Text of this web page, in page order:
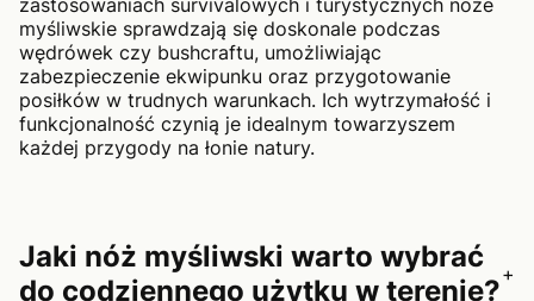
zastosowaniach survivalowych i turystycznych noże
myśliwskie sprawdzają się doskonale podczas
wędrówek czy bushcraftu, umożliwiając
zabezpieczenie ekwipunku oraz przygotowanie
posiłków w trudnych warunkach. Ich wytrzymałość i
funkcjonalność czynią je idealnym towarzyszem
każdej przygody na łonie natury.
Jaki nóż myśliwski warto wybrać
do codziennego użytku w terenie?+